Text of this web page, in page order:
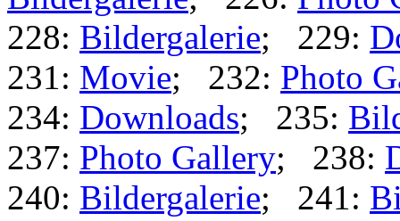
228: Bildergalerie; 229:
231: Movie; 232: Photo
234: Downloads; 235:
237: Photo Gallery; 238:
240: Bildergalerie; 241: